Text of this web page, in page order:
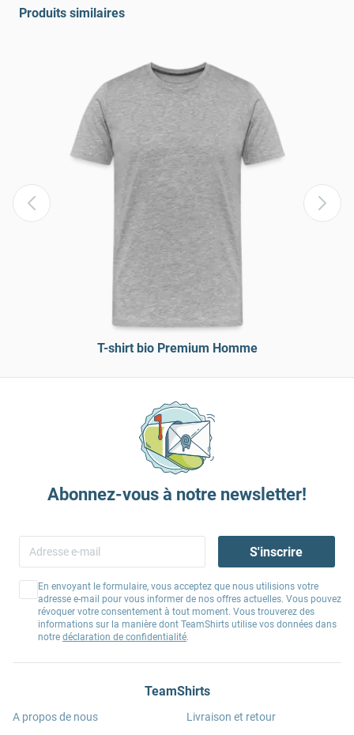
Produits similaires
T-shirt bio Premium Homme
Abonnez-vous à notre newsletter!
S'inscrire
En envoyant le formulaire, vous acceptez que nous utilisions votre
adresse e-mail pour vous informer de nos offres actuelles. Vous pouvez
révoquer votre consentement à tout moment. Vous trouverez des
informations sur la manière dont TeamShirts utilise vos données dans
notre déclaration de confidentialité.
TeamShirts
A propos de nous
Livraison et retour